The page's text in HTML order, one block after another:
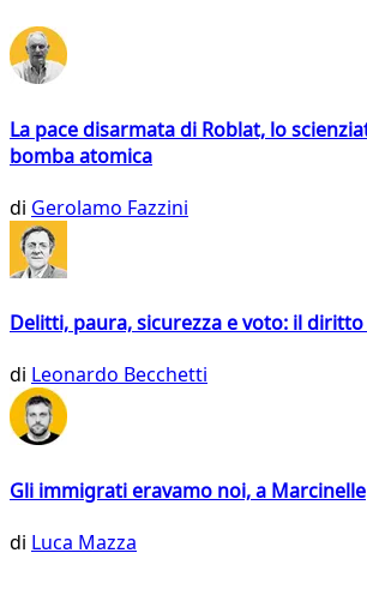
La pace disarmata di Roblat, lo
bomba atomica
di Gerolamo Fazzini
Delitti, paura, sicurezza e voto: il
di Leonardo Becchetti
Gli immigrati eravamo noi, a Marcinelle
di Luca Mazza